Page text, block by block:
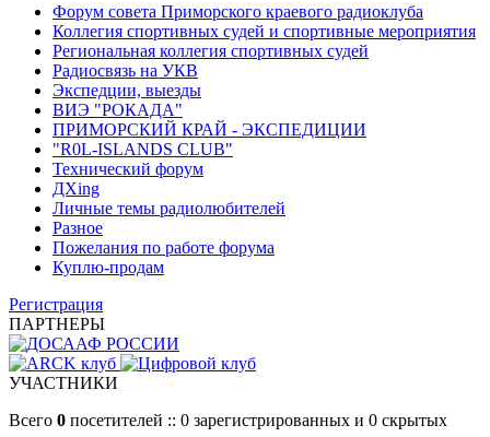
Форум совета Приморского краевого радиоклуба
Коллегия спортивных судей и спортивные мероприятия
Региональная коллегия спортивных судей
Радиосвязь на УКВ
Экспедции, выезды
ВИЭ "РОКАДА"
ПРИМОРСКИЙ КРАЙ - ЭКСПЕДИЦИИ
"R0L-ISLANDS CLUB"
Технический форум
ДХing
Личные темы радиолюбителей
Разное
Пожелания по работе форума
Куплю-продам
Регистрация
ПАРТНЕРЫ
УЧАСТНИКИ
Всего 0 посетителей :: 0 зарегистрированных и 0 скрытых